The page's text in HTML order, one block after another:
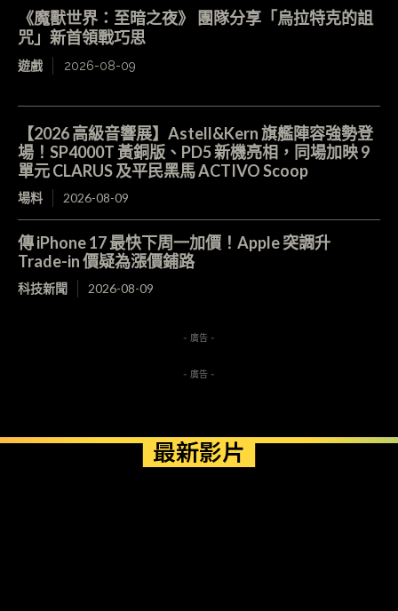
《魔獸世界：至暗之夜》 團隊分享「烏拉特克的詛
咒」新首領戰巧思
遊戲 2026-08-09
【2026 高級音響展】Astell&Kern 旗艦陣容強勢登
場！SP4000T 黃銅版、PD5 新機亮相，同場加映 9
單元 CLARUS 及平民黑馬 ACTIVO Scoop
場料 2026-08-09
傳 iPhone 17 最快下周一加價！Apple 突調升
Trade-in 價疑為漲價鋪路
科技新聞 2026-08-09
- 廣告 -
- 廣告 -
最新影片